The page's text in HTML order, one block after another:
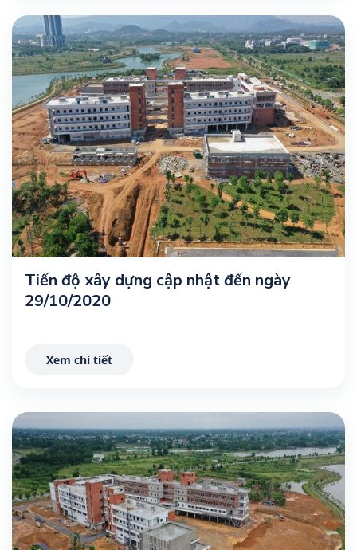
Tiến độ xây dựng cập nhật đến ngày
29/10/2020
Xem chi tiết